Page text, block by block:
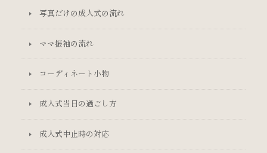
写真だけの成人式の流れ
ママ振袖の流れ
コーディネート小物
成人式当日の過ごし方
成人式中止時の対応